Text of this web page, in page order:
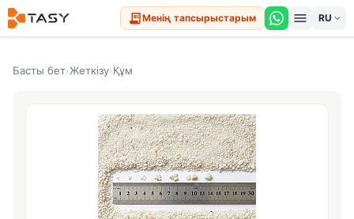
receipt_longМенің тапсырыстарым menu expand_more
Басты бет›Жеткізу›Құм